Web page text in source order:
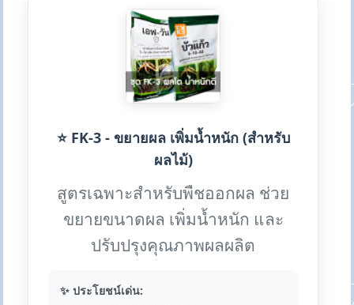
⭐ FK-3 - ขยายผล เพิ่มน้ำหนัก (สำหรับ
ผลไม้)
สูตรเฉพาะสำหรับพืชออกผล ช่วย
ขยายขนาดผล เพิ่มน้ำหนัก และ
ปรับปรุงคุณภาพผลผลิต
✨ ประโยชน์เด่น: